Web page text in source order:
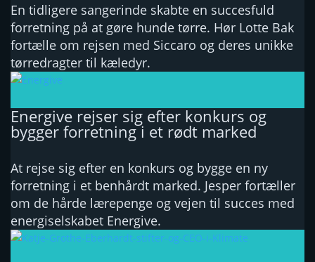
En tidligere sangerinde skabte en succesfuld
forretning på at gøre hunde tørre. Hør Lotte Bak
fortælle om rejsen med Siccaro og deres unikke
tørredragter til kæledyr.
Energive rejser sig efter konkurs og
bygger forretning i et rødt marked
At rejse sig efter en konkurs og bygge en ny
forretning i et benhårdt marked. Jesper fortæller
om de hårde lærepenge og vejen til succes med
energiselskabet Energive.